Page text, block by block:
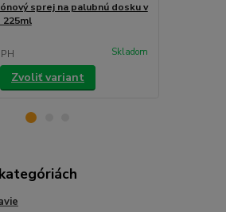
sprej na palubnú dosku v
Skladom
Zvoliť variant